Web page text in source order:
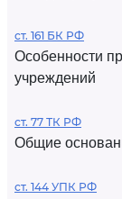
ст. 161 БК РФ
Особенности
учреждений
ст. 77 ТК РФ
Общие
ст. 144 УПК РФ